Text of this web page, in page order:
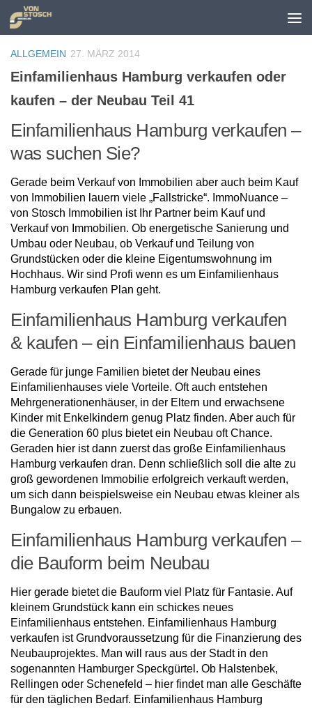
Zum Inhalt springen
ALLGEMEIN 27. MÄRZ 2014
Einfamilienhaus Hamburg verkaufen oder
kaufen – der Neubau Teil 41
Einfamilienhaus Hamburg verkaufen –
was suchen Sie?
Gerade beim Verkauf von Immobilien aber auch beim Kauf
von Immobilien lauern viele „Fallstricke“. ImmoNuance –
von Stosch Immobilien ist Ihr Partner beim Kauf und
Verkauf von Immobilien. Ob energetische Sanierung und
Umbau oder Neubau, ob Verkauf und Teilung von
Grundstücken oder die kleine Eigentumswohnung im
Hochhaus. Wir sind Profi wenn es um Einfamilienhaus
Hamburg verkaufen Plan geht.
Einfamilienhaus Hamburg verkaufen
& kaufen – ein Einfamilienhaus bauen
Gerade für junge Familien bietet der Neubau eines
Einfamilienhauses viele Vorteile. Oft auch entstehen
Mehrgenerationenhäuser, in der Eltern und erwachsene
Kinder mit Enkelkindern genug Platz finden. Aber auch für
die Generation 60 plus bietet ein Neubau oft Chance.
Geraden hier ist dann zuerst das große Einfamilienhaus
Hamburg verkaufen dran. Denn schließlich soll die alte zu
groß gewordenen Immobilie erfolgreich verkauft werden,
um sich dann beispielsweise ein Neubau etwas kleiner als
Bungalow zu erbauen.
Einfamilienhaus Hamburg verkaufen –
die Bauform beim Neubau
Hier gerade bietet die Bauform viel Platz für Fantasie. Auf
kleinem Grundstück kann ein schickes neues
Einfamilienhaus entstehen. Einfamilienhaus Hamburg
verkaufen ist Grundvoraussetzung für die Finanzierung des
Neubauprojektes. Man will raus aus der Stadt in den
sogenannten Hamburger Speckgürtel. Ob Halstenbek,
Rellingen oder Schenefeld – hier findet man alle Geschäfte
für den täglichen Bedarf. Einfamilienhaus Hamburg